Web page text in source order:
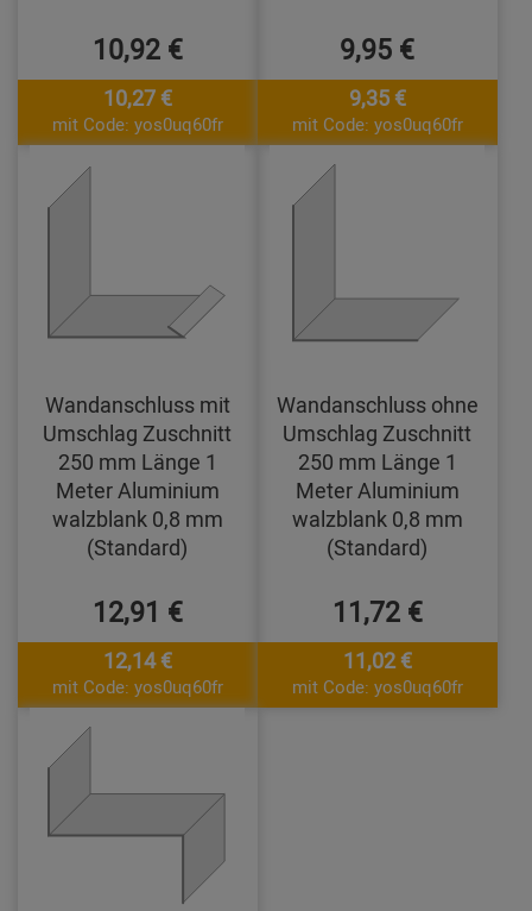
10,92 €
10,27 €
mit Code: yos0uq60fr
9,95 €
9,35 €
mit Code: yos0uq60fr
Wandanschluss mit
Umschlag Zuschnitt
250 mm Länge 1
Meter Aluminium
walzblank 0,8 mm
(Standard)
12,91 €
12,14 €
mit Code: yos0uq60fr
Wandanschluss ohne
Umschlag Zuschnitt
250 mm Länge 1
Meter Aluminium
walzblank 0,8 mm
(Standard)
11,72 €
11,02 €
mit Code: yos0uq60fr